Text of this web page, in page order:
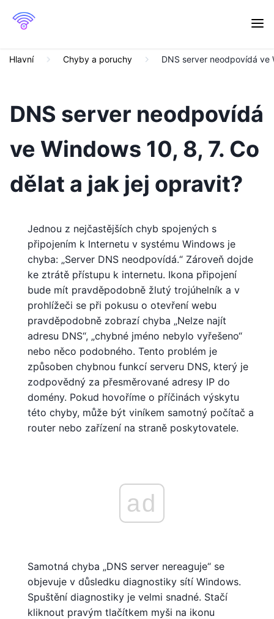
Hlavní Chyby a poruchy DNS server neodpovídá ve
DNS server neodpovídá
ve Windows 10, 8, 7. Co
dělat a jak jej opravit?
Jednou z nejčastějších chyb spojených s
připojením k Internetu v systému Windows je
chyba: „Server DNS neodpovídá.“ Zároveň dojde
ke ztrátě přístupu k internetu. Ikona připojení
bude mít pravděpodobně žlutý trojúhelník a v
prohlížeči se při pokusu o otevření webu
pravděpodobně zobrazí chyba „Nelze najít
adresu DNS“, „chybné jméno nebylo vyřešeno“
nebo něco podobného. Tento problém je
způsoben chybnou funkcí serveru DNS, který je
zodpovědný za přesměrované adresy IP do
domény. Pokud hovoříme o příčinách výskytu
této chyby, může být viníkem samotný počítač a
router nebo zařízení na straně poskytovatele.
ad
Samotná chyba „DNS server nereaguje“ se
objevuje v důsledku diagnostiky sítí Windows.
Spuštění diagnostiky je velmi snadné. Stačí
kliknout pravým tlačítkem myši na ikonu